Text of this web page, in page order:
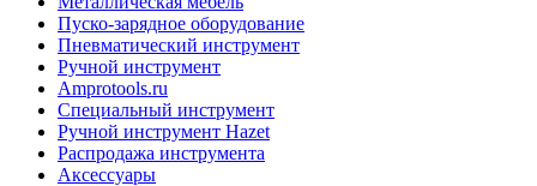
Пуско-зарядное оборудование
Пневматический инструмент
Ручной инструмент
Amprotools.ru
Специальный инструмент
Ручной инструмент Hazet
Распродажа инструмента
Аксессуары